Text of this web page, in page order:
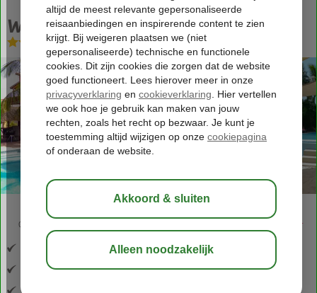
Woodstock Palmresort
Logies en ontbijt- Appartement
09:00 bewaar
Inclusief vlucht en huurauto
Gelegen bij de Sint Jorisbaai